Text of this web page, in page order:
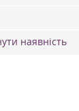
наявність